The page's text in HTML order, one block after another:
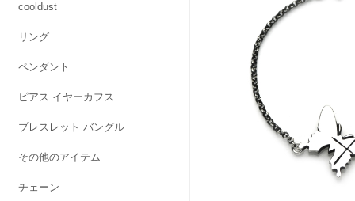
cooldust
リング
ペンダント
ピアス イヤーカフス
ブレスレット バングル
その他のアイテム
チェーン